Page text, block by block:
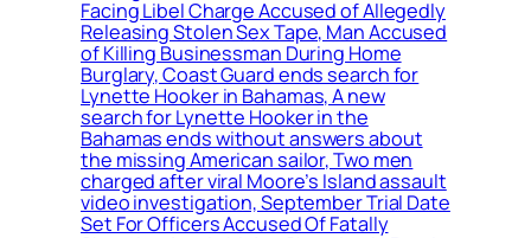
Facing Libel Charge Accused of Allegedly
Releasing Stolen Sex Tape, Man Accused
of Killing Businessman During Home
Burglary, Coast Guard ends search for
Lynette Hooker in Bahamas, A new
search for Lynette Hooker in the
Bahamas ends without answers about
the missing American sailor, Two men
charged after viral Moore’s Island assault
video investigation, September Trial Date
Set For Officers Accused Of Fatally